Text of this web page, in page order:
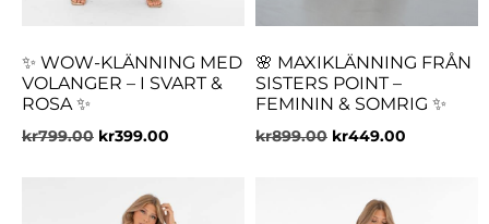
✨ WOW-KLÄNNING MED
VOLANGER – I SVART &
ROSA ✨
kr799.00 kr399.00
🌸 MAXIKLÄNNING FRÅN
SISTERS POINT –
FEMININ & SOMRIG ✨
kr899.00 kr449.00